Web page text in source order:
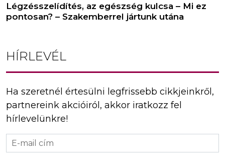
Légzésszelídítés, az egészség kulcsa – Mi ez
pontosan? – Szakemberrel jártunk utána
HÍRLEVÉL
Ha szeretnél értesülni legfrissebb cikkjeinkről,
partnereink akcióiról, akkor iratkozz fel
hírlevelünkre!